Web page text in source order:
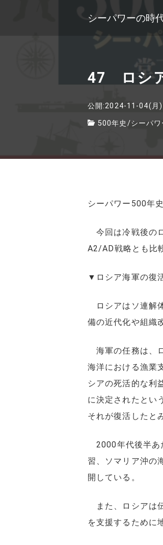
シーパワーの時
47 ロシ
公開:2024-11-04(月)
500年史 /シーパワ
シーパワー500年
今回は冷戦後の
A2/AD戦略とも比
▼ロシア海軍の復
ロシアはソ連解
備の近代化や組織
海軍の任務は、
海洋における漁業
シアの死活的な利
に決定されたとい
それが復活したと
2000年代後半あ
習、ソマリア沖の
開している。
また、ロシアは
を支援するために